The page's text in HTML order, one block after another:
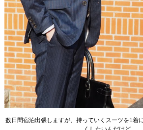
数日間宿泊出張しますが、持っていくスーツを1着